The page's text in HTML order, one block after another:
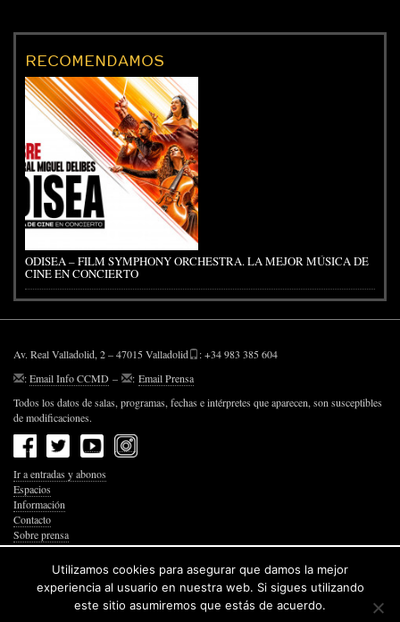
RECOMENDAMOS
ODISEA – FILM SYMPHONY ORCHESTRA. LA MEJOR MÚSICA DE
CINE EN CONCIERTO
Av. Real Valladolid, 2 – 47015 Valladolid
: +34 983 385 604
:Email Info CCMD – : Email Prensa
Todos los datos de salas, programas, fechas e intérpretes que aparecen, son susceptibles
de modificaciones.
Ir a entradas y abonos
Espacios
Información
Contacto
Sobre prensa
Política de Privacidad
Política de Cookies
Accesibilidad Web
Utilizamos cookies para asegurar que damos la mejor
experiencia al usuario en nuestra web. Si sigues utilizando
este sitio asumiremos que estás de acuerdo.